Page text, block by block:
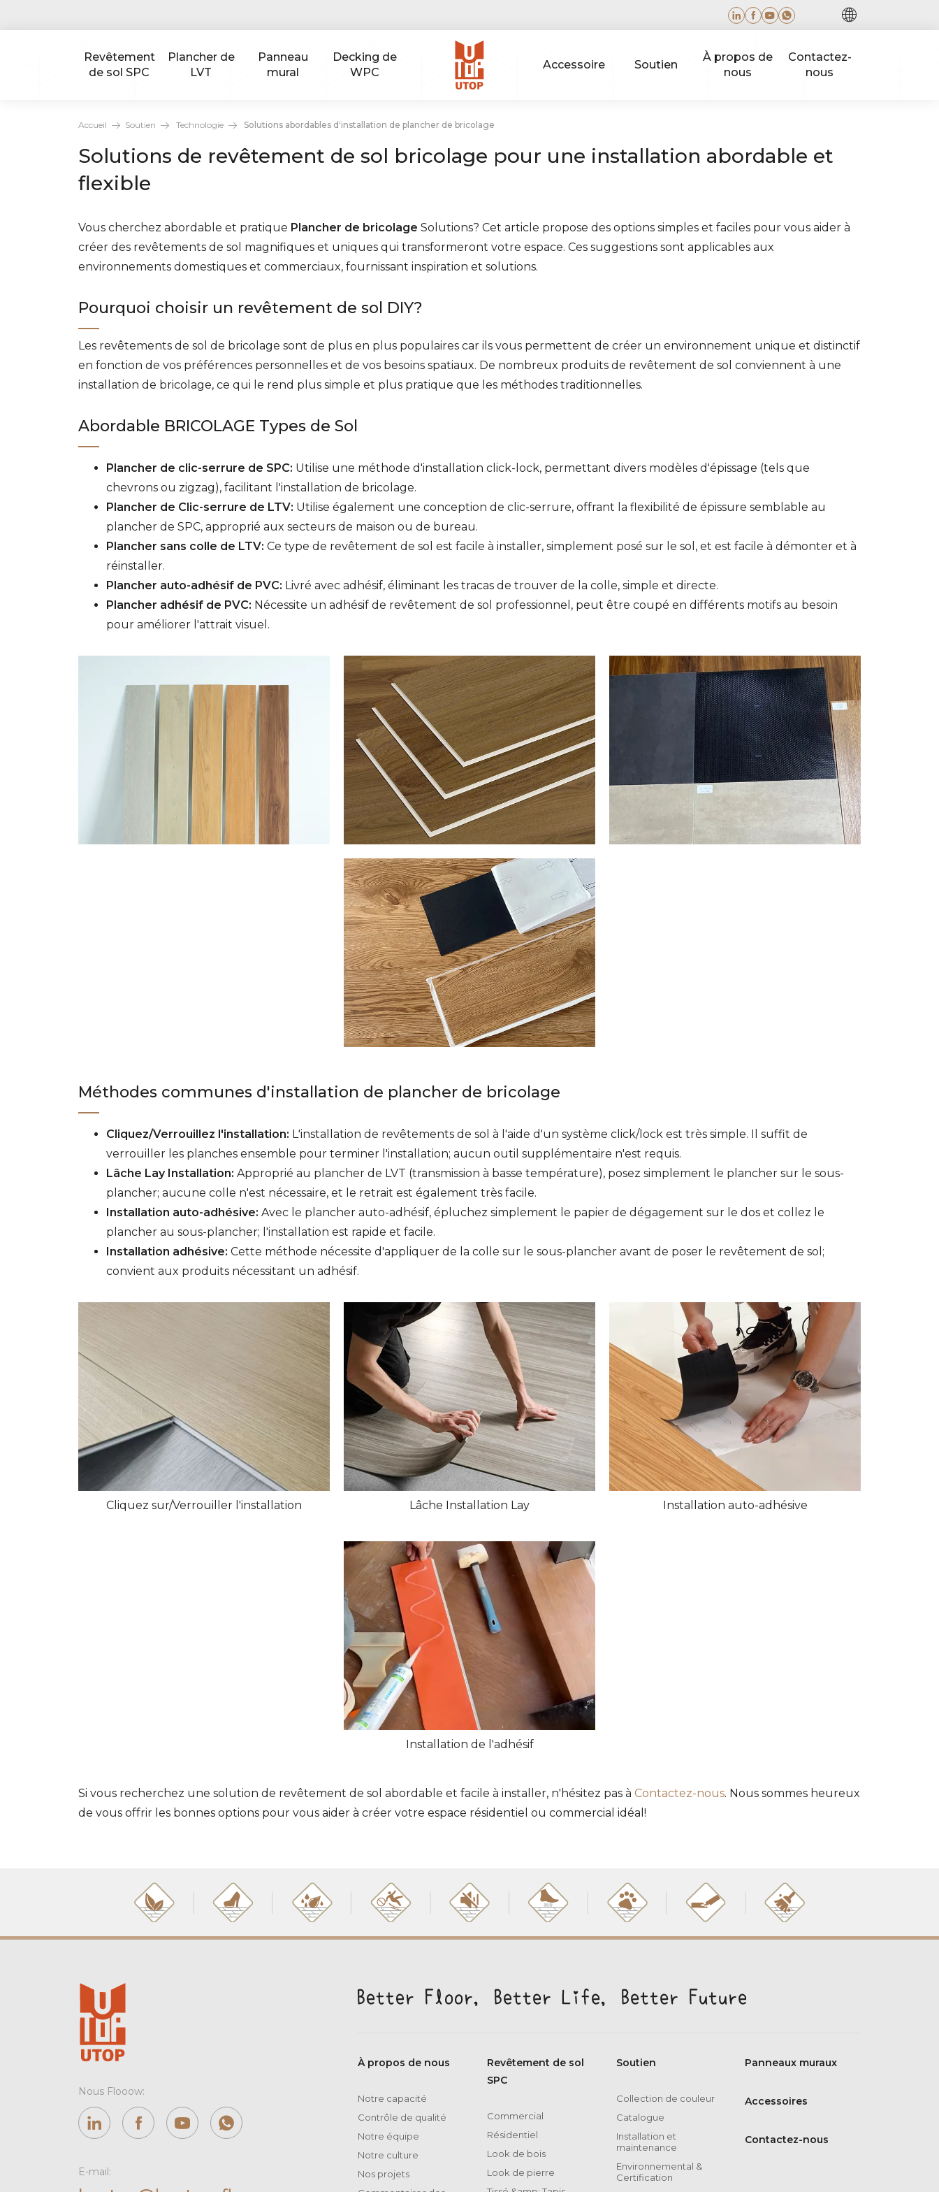
Revêtement
de sol SPC
Plancher de
LVT
Panneau
mural
Decking de
WPC
Accessoire Soutien
À propos de
nous
Contactez-
nous
Accueil Soutien Technologie Solutions abordables d'installation de plancher de bricolage
Solutions de revêtement de sol bricolage pour une installation abordable et
flexible
Vous cherchez abordable et pratique Plancher de bricolage Solutions? Cet article propose des options simples et faciles pour vous aider à
créer des revêtements de sol magnifiques et uniques qui transformeront votre espace. Ces suggestions sont applicables aux
environnements domestiques et commerciaux, fournissant inspiration et solutions.
Pourquoi choisir un revêtement de sol DIY?
Les revêtements de sol de bricolage sont de plus en plus populaires car ils vous permettent de créer un environnement unique et distinctif
en fonction de vos préférences personnelles et de vos besoins spatiaux. De nombreux produits de revêtement de sol conviennent à une
installation de bricolage, ce qui le rend plus simple et plus pratique que les méthodes traditionnelles.
Abordable BRICOLAGE Types de Sol
Plancher de clic-serrure de SPC: Utilise une méthode d'installation click-lock, permettant divers modèles d'épissage (tels que
chevrons ou zigzag), facilitant l'installation de bricolage.
Plancher de Clic-serrure de LTV: Utilise également une conception de clic-serrure, offrant la flexibilité de épissure semblable au
plancher de SPC, approprié aux secteurs de maison ou de bureau.
Plancher sans colle de LTV: Ce type de revêtement de sol est facile à installer, simplement posé sur le sol, et est facile à démonter et à
réinstaller.
Plancher auto-adhésif de PVC: Livré avec adhésif, éliminant les tracas de trouver de la colle, simple et directe.
Plancher adhésif de PVC: Nécessite un adhésif de revêtement de sol professionnel, peut être coupé en différents motifs au besoin
pour améliorer l'attrait visuel.
Méthodes communes d'installation de plancher de bricolage
Cliquez/Verrouillez l'installation: L'installation de revêtements de sol à l'aide d'un système click/lock est très simple. Il suffit de
verrouiller les planches ensemble pour terminer l'installation; aucun outil supplémentaire n'est requis.
Lâche Lay Installation: Approprié au plancher de LVT (transmission à basse température), posez simplement le plancher sur le sous-
plancher; aucune colle n'est nécessaire, et le retrait est également très facile.
Installation auto-adhésive: Avec le plancher auto-adhésif, épluchez simplement le papier de dégagement sur le dos et collez le
plancher au sous-plancher; l'installation est rapide et facile.
Installation adhésive: Cette méthode nécessite d'appliquer de la colle sur le sous-plancher avant de poser le revêtement de sol;
convient aux produits nécessitant un adhésif.
Cliquez sur/Verrouiller l'installation Lâche Installation Lay Installation auto-adhésive
Installation de l'adhésif
Si vous recherchez une solution de revêtement de sol abordable et facile à installer, n'hésitez pas à Contactez-nous. Nous sommes heureux
de vous offrir les bonnes options pour vous aider à créer votre espace résidentiel ou commercial idéal!
Nous Flooow:
E-mail:
À propos de nous
Notre capacité
Contrôle de qualité
Notre équipe
Notre culture
Nos projets
Revêtement de sol
SPC
Commercial
Résidentiel
Look de bois
Look de pierre
Soutien
Collection de couleur
Catalogue
Installation et
maintenance
Environnemental &
Certification
Panneaux muraux
Accessoires
Contactez-nous